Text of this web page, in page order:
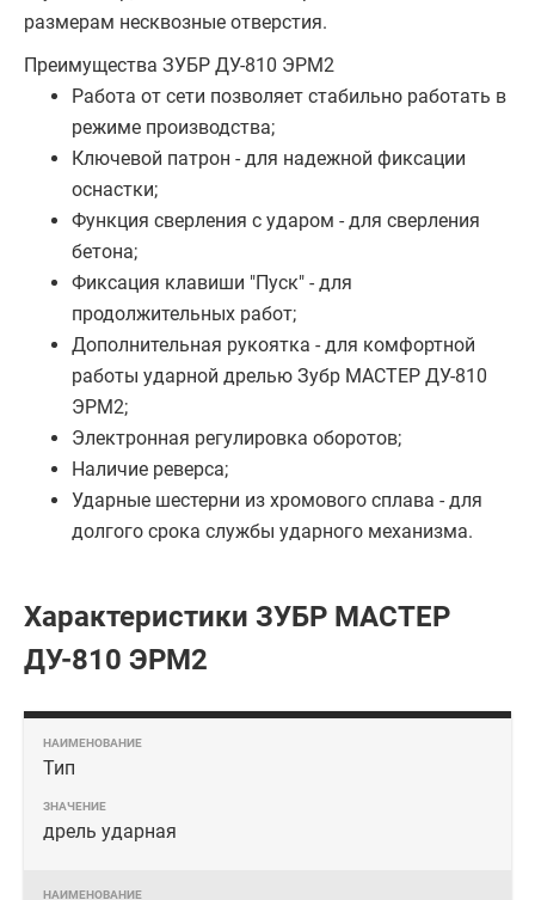
размерам несквозные отверстия.
Преимущества ЗУБР ДУ-810 ЭРМ2
Работа от сети позволяет стабильно работать в
режиме производства;
Ключевой патрон - для надежной фиксации
оснастки;
Функция сверления с ударом - для сверления
бетона;
Фиксация клавиши "Пуск" - для
продолжительных работ;
Дополнительная рукоятка - для комфортной
работы ударной дрелью Зубр МАСТЕР ДУ-810
ЭРМ2;
Электронная регулировка оборотов;
Наличие реверса;
Ударные шестерни из хромового сплава - для
долгого срока службы ударного механизма.
Характеристики ЗУБР МАСТЕР
ДУ-810 ЭРМ2
Тип
дрель ударная